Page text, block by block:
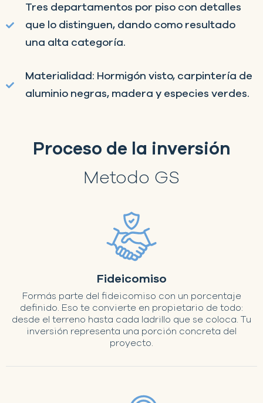
Tres departamentos por piso con detalles
que lo distinguen, dando como resultado
una alta categoría.
Materialidad: Hormigón visto, carpintería de
aluminio negras, madera y especies verdes.
Proceso de la inversión
Metodo GS
Fideicomiso
Formás parte del fideicomiso con un porcentaje
definido. Eso te convierte en propietario de todo:
desde el terreno hasta cada ladrillo que se coloca. Tu
inversión representa una porción concreta del
proyecto.